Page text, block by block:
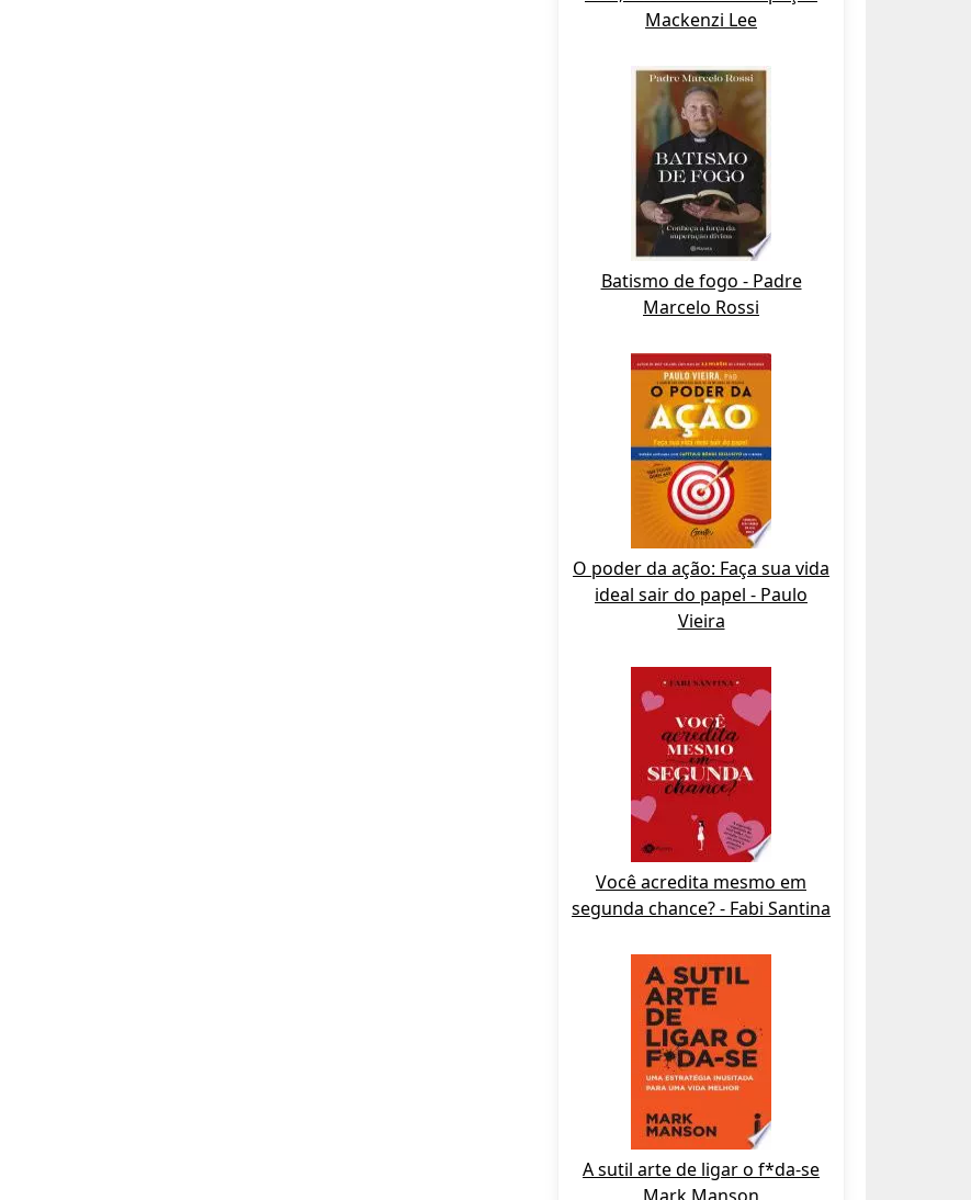
Mackenzi Lee
Batismo de fogo - Padre
Marcelo Rossi
O poder da ação: Faça sua vida
ideal sair do papel - Paulo
Vieira
Você acredita mesmo em
segunda chance? - Fabi Santina
A sutil arte de ligar o f*da-se